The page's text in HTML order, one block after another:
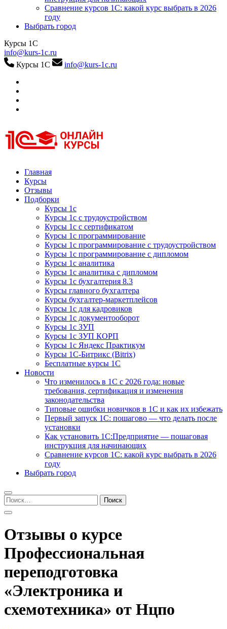
Сравнение курсов 1С: какой курс выбрать в 2026
году
Выбрать город
Курсы 1С
info@kurs-1c.ru
Курсы 1С
info@kurs-1c.ru
Курсы 1С
Курсы 1С официальная сертификация
Главная
Курсы
Отзывы
Подборки
Курсы 1с
Курсы 1с с трудоустройством
Курсы 1с с сертификатом
Курсы 1с программирование
Курсы 1с программирование с трудоустройством
Курсы 1с программирование с дипломом
Курсы 1с аналитика
Курсы 1с аналитика с дипломом
Курсы 1с бухгалтерия 8.3
Курсы главного бухгалтера
Курсы бухгалтер-маркетплейсов
Курсы 1с для кадровиков
Курсы 1с документооборот
Курсы 1с ЗУП
Курсы 1с ЗУП КОРП
Курсы 1с Яндекс Практикум
Курсы 1С-Битрикс (Bitrix)
Бесплатные курсы 1С
Новости
Что изменилось в 1С с 2026 года: новые
требования, сертификация и изменения
законодательства
Типовые ошибки новичков в 1С и как их избежать
Первый запуск 1С: пошагово — что делать после
установки
Как установить 1С:Предприятие — пошаговая
инструкция для начинающих
Сравнение курсов 1С: какой курс выбрать в 2026
году
Выбрать город
Найти:
Отзывы о курсе
Профессиональная
переподготовка
«Электроника и
схемотехника» от Нцпо